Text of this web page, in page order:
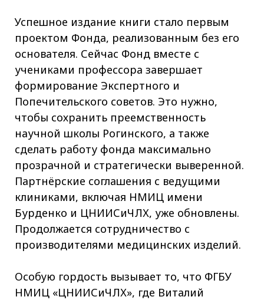
Успешное издание книги стало первым
проектом Фонда, реализованным без его
основателя. Сейчас Фонд вместе с
учениками профессора завершает
формирование Экспертного и
Попечительского советов. Это нужно,
чтобы сохранить преемственность
научной школы Рогинского, а также
сделать работу фонда максимально
прозрачной и стратегически выверенной.
Партнёрские соглашения с ведущими
клиниками, включая НМИЦ имени
Бурденко и ЦНИИСиЧЛХ, уже обновлены.
Продолжается сотрудничество с
производителями медицинских изделий.
Особую гордость вызывает то, что ФГБУ
НМИЦ «ЦНИИСиЧЛХ», где Виталий